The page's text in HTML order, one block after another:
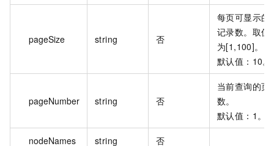
pageSize string 否
每页可显示的
记录数。取值
为[1,100]。
默认值：10。
pageNumber string 否
当前查询的页
数。
默认值：1。
nodeNames string 否